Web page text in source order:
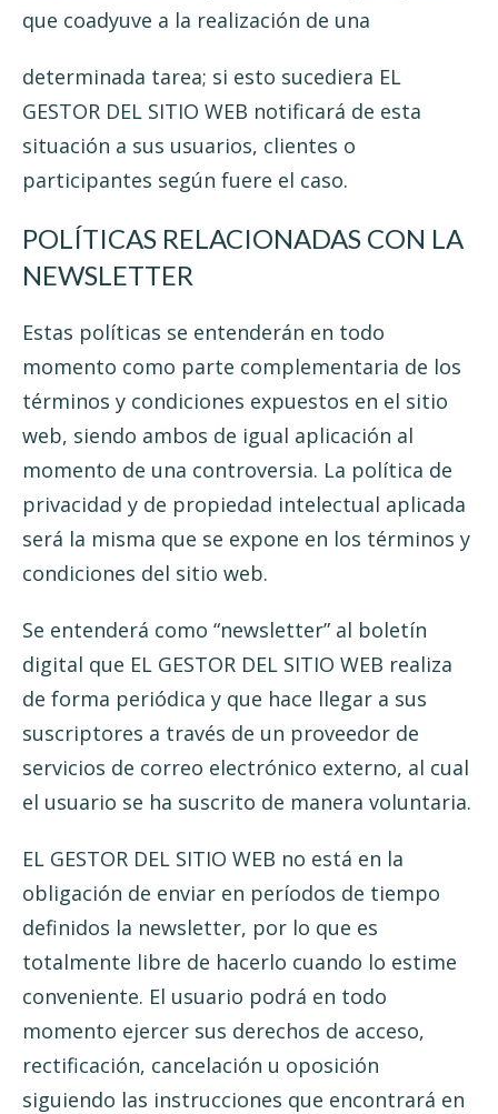
que coadyuve a la realización de una
determinada tarea; si esto sucediera EL
GESTOR DEL SITIO WEB notificará de esta
situación a sus usuarios, clientes o
participantes según fuere el caso.
POLÍTICAS RELACIONADAS CON LA
NEWSLETTER
Estas políticas se entenderán en todo
momento como parte complementaria de los
términos y condiciones expuestos en el sitio
web, siendo ambos de igual aplicación al
momento de una controversia. La política de
privacidad y de propiedad intelectual aplicada
será la misma que se expone en los términos y
condiciones del sitio web.
Se entenderá como “newsletter” al boletín
digital que EL GESTOR DEL SITIO WEB realiza
de forma periódica y que hace llegar a sus
suscriptores a través de un proveedor de
servicios de correo electrónico externo, al cual
el usuario se ha suscrito de manera voluntaria.
EL GESTOR DEL SITIO WEB no está en la
obligación de enviar en períodos de tiempo
definidos la newsletter, por lo que es
totalmente libre de hacerlo cuando lo estime
conveniente. El usuario podrá en todo
momento ejercer sus derechos de acceso,
rectificación, cancelación u oposición
siguiendo las instrucciones que encontrará en